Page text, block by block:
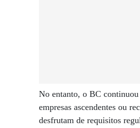
No entanto, o BC
empresas ascendentes ou
desfrutam de requisitos